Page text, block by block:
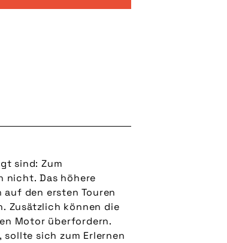
sind: Zum
nicht. Das höhere
den ersten Touren
Zusätzlich können die
Motor überfordern.
sollte sich zum Erlernen